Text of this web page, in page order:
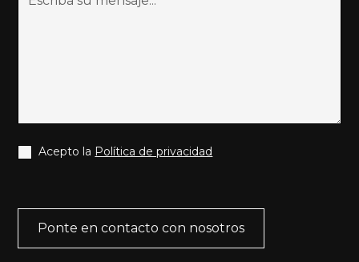
Acepto la Política de privacidad